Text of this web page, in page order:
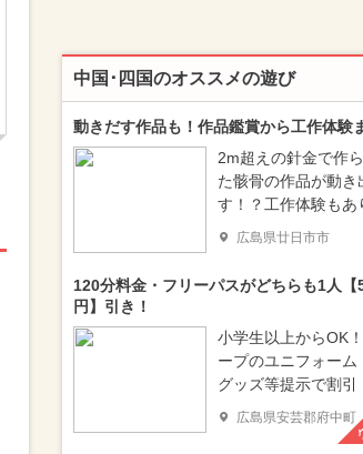
中国･四国のオススメの遊び
動きだす作品も！作品鑑賞から工作体験
2m超えの針金で作
た骸骨の作品が動き
す！？工作体験もあ
広島県廿日市市
120分料金・フリーパスがどちらも1人【
円】引き！
小学生以上からOK
ープのユニフォーム
グッズ等提示で割引
広島県安芸郡府中町